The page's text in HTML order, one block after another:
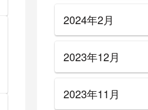
2024年2月
2023年12月
2023年11月